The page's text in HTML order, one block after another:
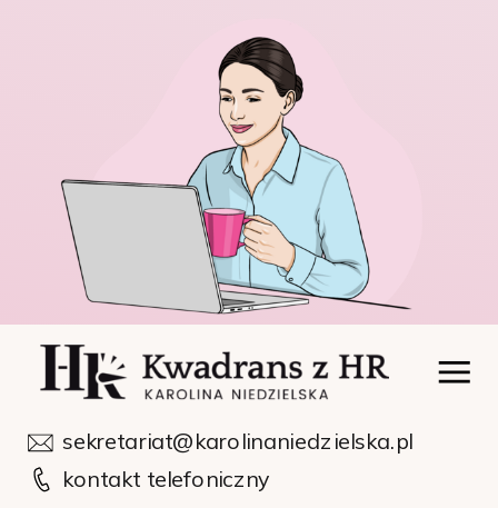
sekretariat@karolinaniedzielska.pl
kontakt telefoniczny